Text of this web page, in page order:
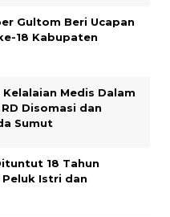
Gultom Beri Ucapan
18 Kabupaten
Medis Dalam
Disomasi dan
Sumut
18 Tahun
Peluk Istri dan